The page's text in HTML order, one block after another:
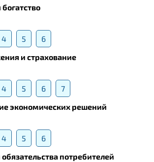
4 5
6
и страхование
4 5 6
7
экономических решений
4 5
6
потребителей